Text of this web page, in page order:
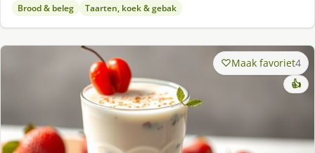
Brood & beleg Taarten, koek & gebak
Maak favoriet4
👍